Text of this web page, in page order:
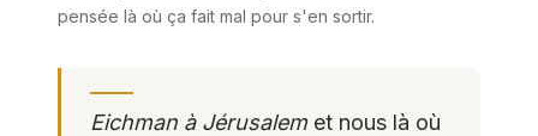
pensée là où ça fait mal pour s'en sortir.
Eichman à Jérusalemet nous là où